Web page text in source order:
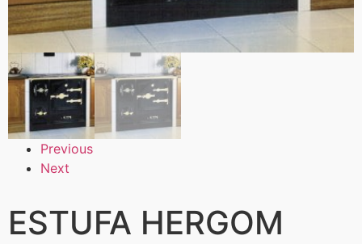
Previous
Next
ESTUFA HERGOM